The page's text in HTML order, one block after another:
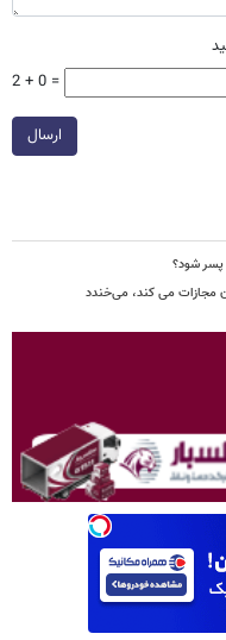
2 + 0 =
ارسال
پسر شود؟
مجازات می کند، می‌خندد